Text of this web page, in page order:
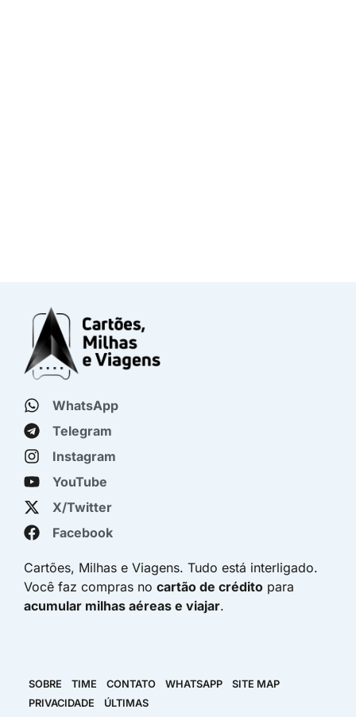
WhatsApp
Telegram
Instagram
YouTube
X/Twitter
Facebook
Cartões, Milhas e Viagens. Tudo está interligado.
Você faz compras no cartão de crédito para
acumular milhas aéreas e viajar.
SOBRE TIME CONTATO WHATSAPP
SITE MAP
PRIVACIDADE
ÚLTIMAS